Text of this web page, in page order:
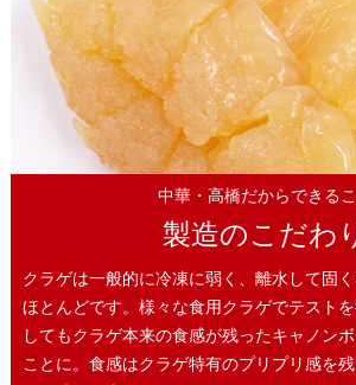
中華・高橋だからできる
製造のこだわ
クラゲは一般的に冷凍に弱く、離水して固
ほとんどです。様々な食用クラゲでテスト
してもクラゲ本来の食感が残ったキャノン
ことに。食感はクラゲ特有のプリプリ感を